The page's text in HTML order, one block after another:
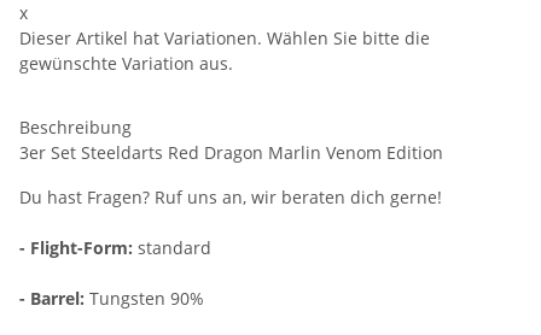
x
Dieser Artikel hat Variationen. Wählen Sie bitte die
gewünschte Variation aus.
Beschreibung
3er Set Steeldarts Red Dragon Marlin Venom Edition
Du hast Fragen? Ruf uns an, wir beraten dich gerne!
- Flight-Form: standard
- Barrel: Tungsten 90%